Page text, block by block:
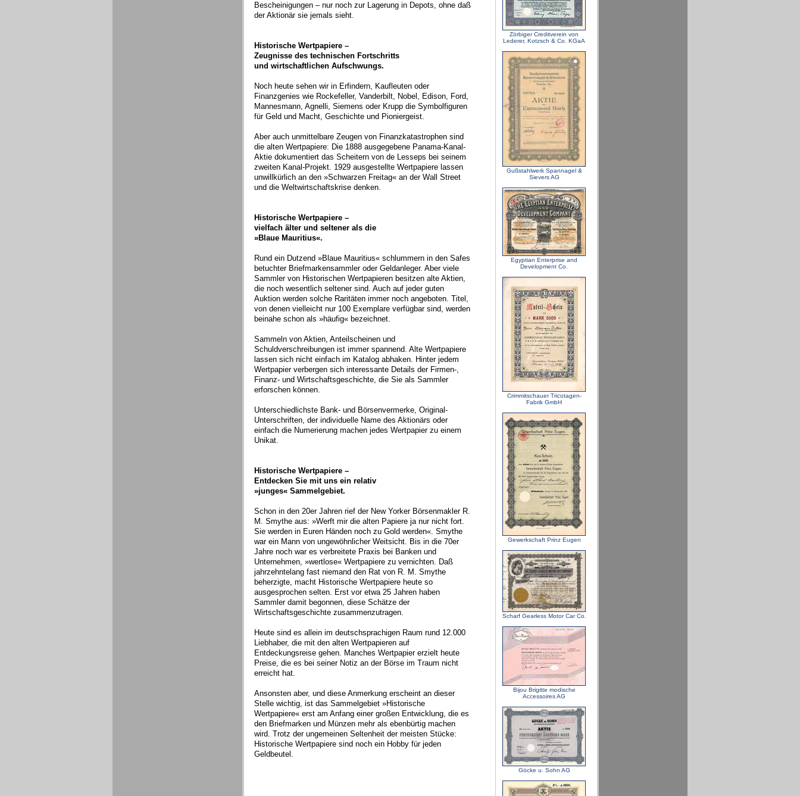
Bescheinigungen – nur noch zur Lagerung in Depots, ohne daß
der Aktionär sie jemals sieht.
Historische Wertpapiere –
Zeugnisse des technischen Fortschritts
und wirtschaftlichen Aufschwungs.
Noch heute sehen wir in Erfindern, Kaufleuten oder
Finanzgenies wie Rockefeller, Vanderbilt, Nobel, Edison, Ford,
Mannesmann, Agnelli, Siemens oder Krupp die Symbolfiguren
für Geld und Macht, Geschichte und Pioniergeist.
Aber auch unmittelbare Zeugen von Finanzkatastrophen sind
die alten Wertpapiere: Die 1888 ausgegebene Panama-Kanal-
Aktie dokumentiert das Scheitern von de Lesseps bei seinem
zweiten Kanal-Projekt. 1929 ausgestellte Wertpapiere lassen
unwillkürlich an den »Schwarzen Freitag« an der Wall Street
und die Weltwirtschaftskrise denken.
Historische Wertpapiere –
vielfach älter und seltener als die
»Blaue Mauritius«.
Rund ein Dutzend »Blaue Mauritius« schlummern in den Safes
betuchter Briefmarkensammler oder Geldanleger. Aber viele
Sammler von Historischen Wertpapieren besitzen alte Aktien,
die noch wesentlich seltener sind. Auch auf jeder guten
Auktion werden solche Raritäten immer noch angeboten. Titel,
von denen vielleicht nur 100 Exemplare verfügbar sind, werden
beinahe schon als »häufig« bezeichnet.
Sammeln von Aktien, Anteilscheinen und
Schuldverschreibungen ist immer spannend. Alte Wertpapiere
lassen sich nicht einfach im Katalog abhaken. Hinter jedem
Wertpapier verbergen sich interessante Details der Firmen-,
Finanz- und Wirtschaftsgeschichte, die Sie als Sammler
erforschen können.
Unterschiedlichste Bank- und Börsenvermerke, Original-
Unterschriften, der individuelle Name des Aktionärs oder
einfach die Numerierung machen jedes Wertpapier zu einem
Unikat.
Historische Wertpapiere –
Entdecken Sie mit uns ein relativ
»junges« Sammelgebiet.
Schon in den 20er Jahren rief der New Yorker Börsenmakler R.
M. Smythe aus: »Werft mir die alten Papiere ja nur nicht fort.
Sie werden in Euren Händen noch zu Gold werden«. Smythe
war ein Mann von ungewöhnlicher Weitsicht. Bis in die 70er
Jahre noch war es verbreitete Praxis bei Banken und
Unternehmen, »wertlose« Wertpapiere zu vernichten. Daß
jahrzehntelang fast niemand den Rat von R. M. Smythe
beherzigte, macht Historische Wertpapiere heute so
ausgesprochen selten. Erst vor etwa 25 Jahren haben
Sammler damit begonnen, diese Schätze der
Wirtschaftsgeschichte zusammenzutragen.
Heute sind es allein im deutschsprachigen Raum rund 12.000
Liebhaber, die mit den alten Wertpapieren auf
Entdeckungsreise gehen. Manches Wertpapier erzielt heute
Preise, die es bei seiner Notiz an der Börse im Traum nicht
erreicht hat.
Ansonsten aber, und diese Anmerkung erscheint an dieser
Stelle wichtig, ist das Sammelgebiet »Historische
Wertpapiere« erst am Anfang einer großen Entwicklung, die es
den Briefmarken und Münzen mehr als ebenbürtig machen
wird. Trotz der ungemeinen Seltenheit der meisten Stücke:
Historische Wertpapiere sind noch ein Hobby für jeden
Geldbeutel.
Zörbiger Creditverein von
Lederer, Kotzsch & Co. KGaA
Gußstahlwerk Spannagel &
Sievers AG
Egyptian Enterprise and
Development Co.
Crimmitschauer Tricotagen-
Fabrik GmbH
Gewerkschaft Prinz Eugen
Scharf Gearless Motor Car Co.
Bijou Brigitte modische
Accessoires AG
Göcke u. Sohn AG